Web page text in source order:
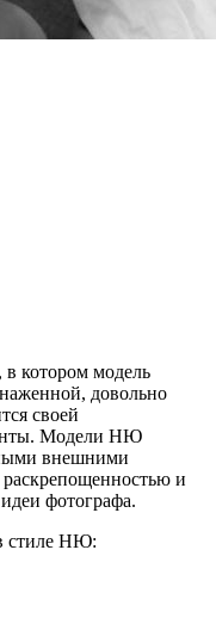
котором модель
довольно
своей
Модели НЮ
внешними
и
фотографа.
стиле НЮ: